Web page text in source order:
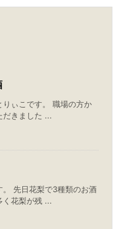
ぃこです。 職場の方か
だきました ...
。 先日花梨で3種類のお酒
く花梨が残 ...